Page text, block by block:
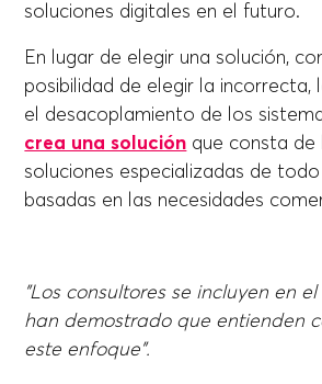
soluciones digitales en el futuro.
En lugar de elegir una solución,
posibilidad de elegir la incorrecta,
el desacoplamiento de los
crea una solución que consta de
soluciones especializadas de
basadas en las necesidades
"Los consultores se incluyen en
han demostrado que entienden
este enfoque".